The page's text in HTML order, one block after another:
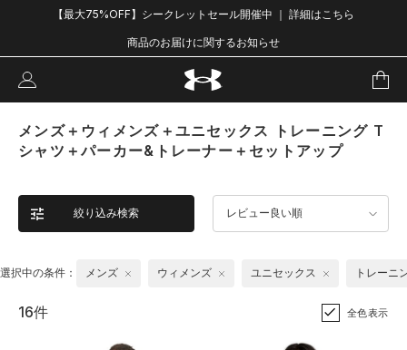
【最大75%OFF】シークレットセール開催中 ｜ 詳細はこちら
商品のお届けに関するお知らせ
メンズ＋ウィメンズ＋ユニセックス トレーニング T
シャツ＋パーカー&トレーナー＋セットアップ
絞り込み検索 レビュー良い順
選択中の条件： メンズ ウィメンズ ユニセックス トレーニ
16件 全色表示